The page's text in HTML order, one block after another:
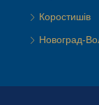
Коростишів
Новоград-